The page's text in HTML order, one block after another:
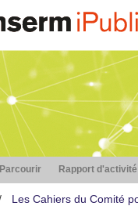
Parcourir Rapport d'activité
Les Cahiers du Comité